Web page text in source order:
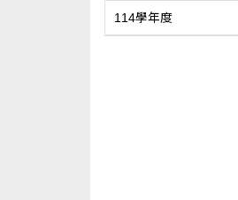
114學年度